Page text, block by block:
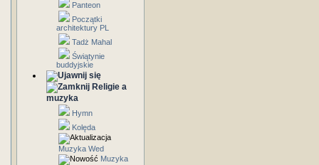
Panteon
Początki
architektury PL
Tadż Mahal
Świątynie
buddyjskie
Religie a
muzyka
Hymn
Kolęda
Muzyka Wed
Muzyka